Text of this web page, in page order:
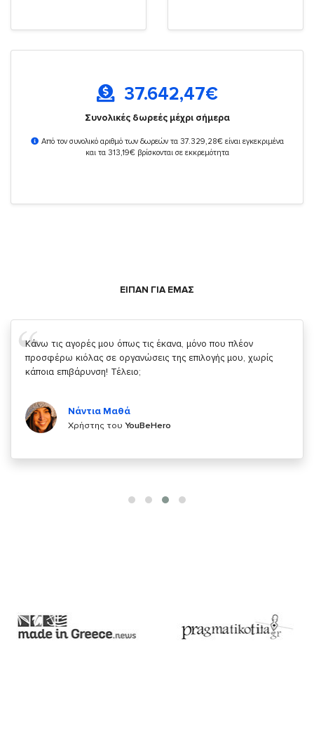
37.642,47€
Συνολικές δωρεές μέχρι σήμερα
Από τον συνολικό αριθμό των δωρεών τα 37.329,28€ είναι εγκεκριμένα
και τα 313,19€ βρίσκονται σε εκκρεμότητα
ΕΙΠΑΝ ΓΙΑ ΕΜΑΣ
Σας ευχαριστώ που μας δίνετε την δυνατότητα να κάνουμε
κάτι!
Χρήστης τουYouBeHero